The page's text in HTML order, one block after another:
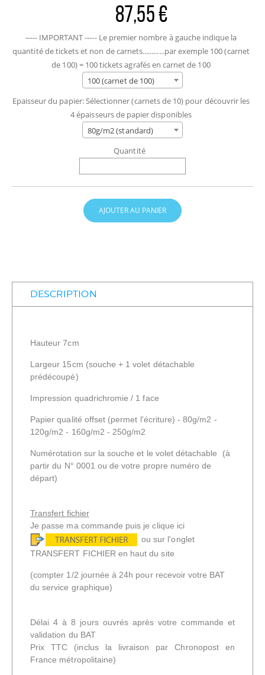
87,55 €
----- IMPORTANT ----- Le premier nombre à gauche indique la
quantité de tickets et non de carnets............par exemple 100 (carnet
de 100) = 100 tickets agrafés en carnet de 100
100 (carnet de 100)
Epaisseur du papier: Sélectionner (carnets de 10) pour découvrir les
4 épaisseurs de papier disponibles
80g/m2 (standard)
Quantité
AJOUTER AU PANIER
DESCRIPTION
Hauteur 7cm
Largeur 15cm (souche + 1 volet détachable
prédécoupé)
Impression quadrichromie / 1 face
Papier qualité offset (permet l'écriture) -80g/m2 -
120g/m2 - 160g/m2 - 250g/m2
Numérotation sur la souche et le volet détachable (à
partir du N° 0001 ou de votre propre numéro de
départ)
Transfert fichier
Je passe ma commande puis je clique ici
ou sur l'onglet
TRANSFERT FICHIER en haut du site
(compter 1/2 journée à 24h pour recevoir votre BAT
du service graphique)
Délai 4 à 8 jours ouvrés après votre commande et
validation du BAT
Prix TTC (inclus la livraison par Chronopost en
France métropolitaine)